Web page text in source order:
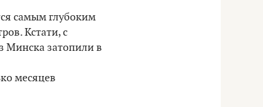
самым глубоким
Кстати, с
Минска затопили в
месяцев